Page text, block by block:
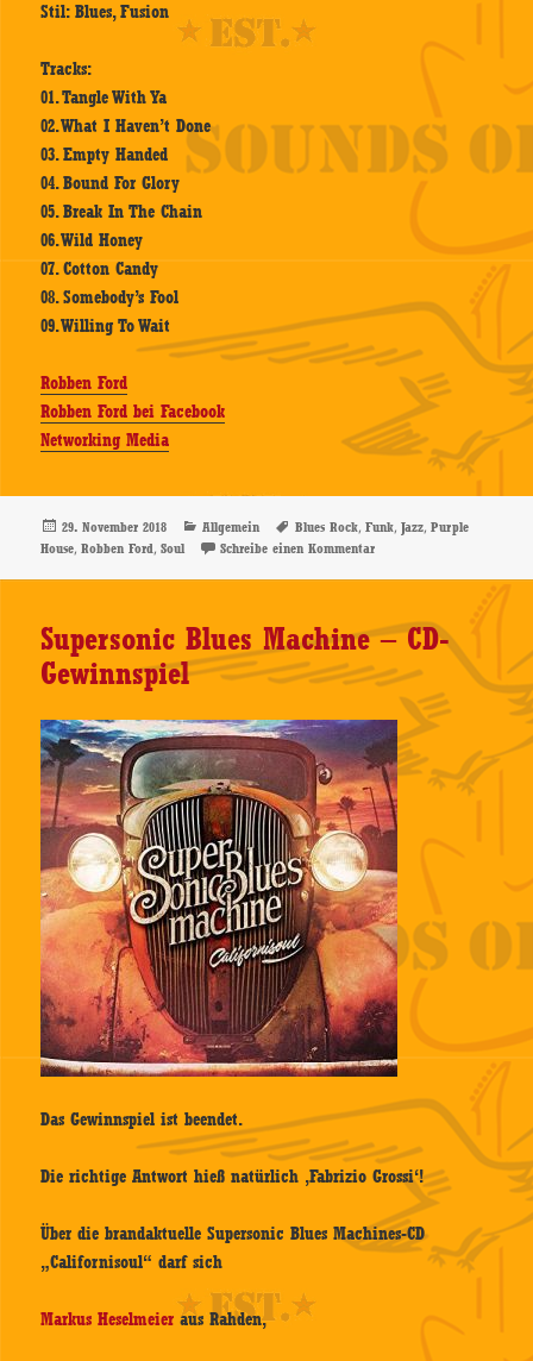
Stil: Blues, Fusion
Tracks:
01. Tangle With Ya
02. What I Haven’t Done
03. Empty Handed
04. Bound For Glory
05. Break In The Chain
06. Wild Honey
07. Cotton Candy
08. Somebody’s Fool
09. Willing To Wait
Robben Ford
Robben Ford bei Facebook
Networking Media
Veröffentlicht
am
29. November 2018 Kategorien
Allgemein Schlagwörter
Blues Rock,Funk,Jazz,Purple
House,Robben Ford,Soul Schreibe einen Kommentarzu Robben Ford – Purple
Supersonic Blues Machine – CD-
Gewinnspiel
Das Gewinnspiel ist beendet.
Die richtige Antwort hieß natürlich ‚Fabrizio Grossi‘!
Über die brandaktuelle Supersonic Blues Machines-CD
„Californisoul“ darf sich
Markus Heselmeier aus Rahden,